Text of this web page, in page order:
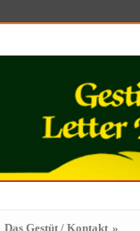
Das Gestüt / Kontakt »